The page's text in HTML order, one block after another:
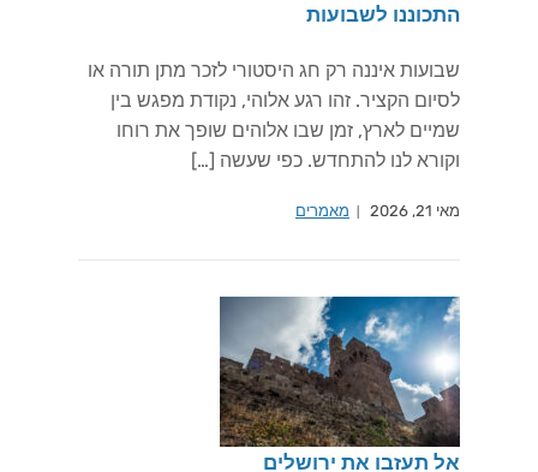
התכוננו לשבועות
שבועות איננה רק חג היסטורי לזכר מתן תורה או
לסיום הקציר. זהו רגע אלוהי, נקודת מפגש בין
שמיים לארץ, זמן שבו אלוהים שופך את רוחו
וקורא לנו להתחדש. כפי שעשה […]
מאי 21, 2026 מאמרים
אל תעזבו את ירושלים